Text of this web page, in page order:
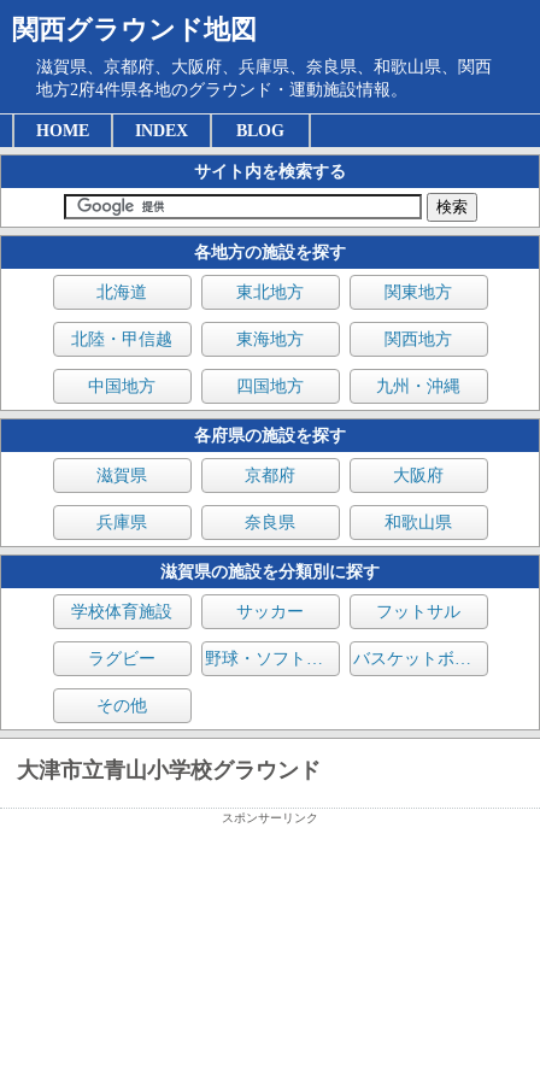
関西グラウンド地図
滋賀県、京都府、大阪府、兵庫県、奈良県、和歌山県、関西
地方2府4件県各地のグラウンド・運動施設情報。
HOME INDEX BLOG
サイト内を検索する
各地方の施設を探す
北海道 東北地方 関東地方
北陸・甲信越 東海地方 関西地方
中国地方 四国地方 九州・沖縄
各府県の施設を探す
滋賀県 京都府 大阪府
兵庫県 奈良県 和歌山県
滋賀県の施設を分類別に探す
学校体育施設 サッカー フットサル
ラグビー 野球・ソフトボール バスケットボール
その他
大津市立青山小学校グラウンド
スポンサーリンク